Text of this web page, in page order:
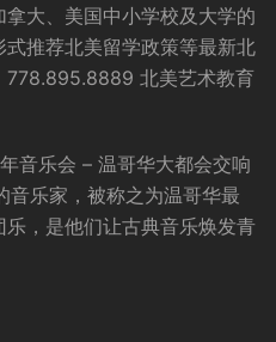
大、美国中小学校及大学的
推荐北美留学政策等最新北
778.895.8889 北美艺术教育
音乐会 – 温哥华大都会交响
音乐家，被称之为温哥华最
，是他们让古典音乐焕发青